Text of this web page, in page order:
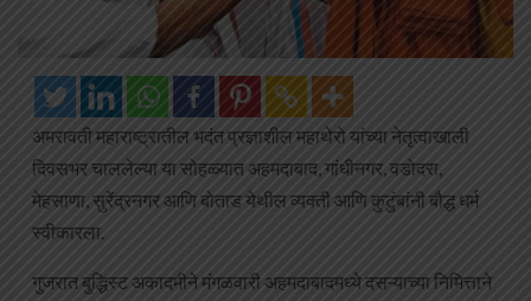
अमरावती महाराष्ट्रातील भदंत प्रज्ञाशील महाथेरो यांच्या नेतृत्वाखाली
दिवसभर चाललेल्या या सोहळ्यात अहमदाबाद, गांधीनगर, वडोदरा,
मेहसाणा, सुरेंद्रनगर आणि बोताड येथील व्यक्ती आणि कुटुंबांनी बौद्ध धर्म
स्वीकारला.
गुजरात बुद्धिस्ट अकादमीने मंगळवारी अहमदाबादमध्ये दसऱ्याच्या निमित्ताने